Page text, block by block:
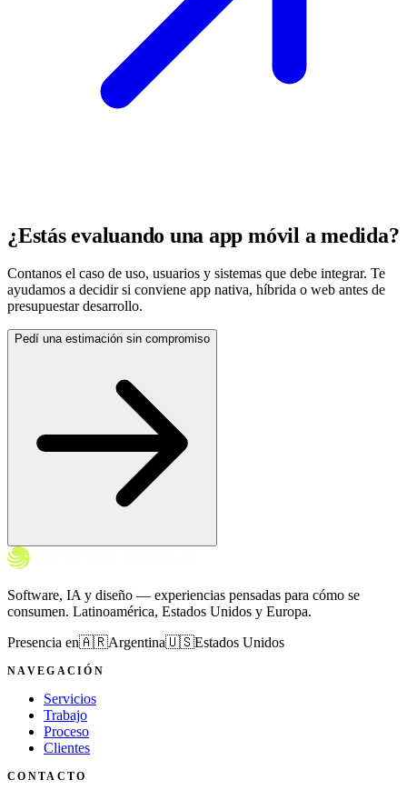
¿Estás evaluando una app móvil a medida?
Contanos el caso de uso, usuarios y sistemas que debe integrar. Te
ayudamos a decidir si conviene app nativa, híbrida o web antes de
presupuestar desarrollo.
Pedí una estimación sin compromiso
Software, IA y diseño — experiencias pensadas para cómo se
consumen. Latinoamérica, Estados Unidos y Europa.
Presencia en🇦🇷Argentina🇺🇸Estados Unidos
NAVEGACIÓN
Servicios
Trabajo
Proceso
Clientes
CONTACTO